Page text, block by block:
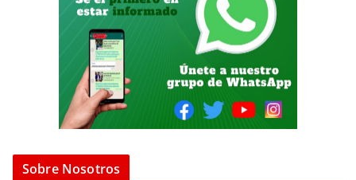
Sobre Nosotros